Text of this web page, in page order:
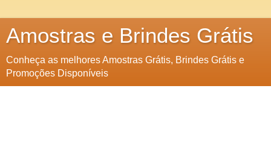
Amostras e Brindes Grátis
Conheça as melhores Amostras Grátis, Brindes Grátis e
Promoções Disponíveis